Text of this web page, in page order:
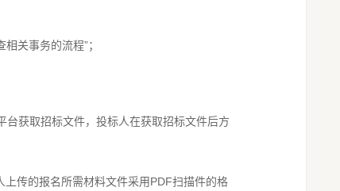
关事务的流程”；
取招标文件，投标人在获取招标文件后方
上传的报名所需材料文件采用PDF扫描件的格